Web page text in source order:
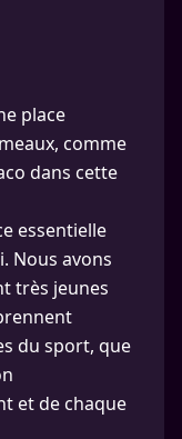
place
comme
dans cette
essentielle
Nous avons
très jeunes
du sport, que
et de chaque